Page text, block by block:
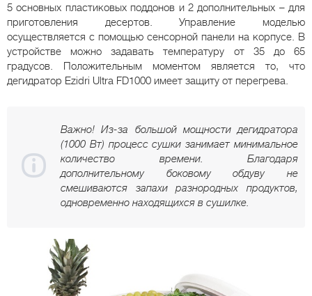
5 основных пластиковых поддонов и 2 дополнительных – для
приготовления десертов. Управление моделью
осуществляется с помощью сенсорной панели на корпусе. В
устройстве можно задавать температуру от 35 до 65
градусов. Положительным моментом является то, что
дегидратор Ezidri Ultra FD1000 имеет защиту от перегрева.
Важно! Из-за большой мощности дегидратора
(1000 Вт) процесс сушки занимает минимальное
количество времени. Благодаря
дополнительному боковому обдуву не
смешиваются запахи разнородных продуктов,
одновременно находящихся в сушилке.